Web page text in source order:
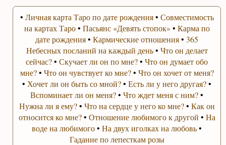
• Личная карта Таро по дате рождения• Совместимость
на картах Таро• Пасьянс «Девять стопок» • Карма по
дате рождения•Кармические отношения•365
Небесных посланий на каждый день• Что он делает
сейчас?•Скучает ли он по мне?•Что он думает обо
мне?• Что он чувствует ко мне?• Что он хочет от меня?
• Хочет ли он быть со мной?•Есть ли у него другая?•
Вспоминает ли он меня?•Что ждет меня с ним?•
Нужна ли я ему?• Что на сердце у него ко мне?• Как он
относится ко мне?• Отношение любимого к другой • На
воде на любимого•На двух иголках на любовь•
Гадание по лепесткам розы